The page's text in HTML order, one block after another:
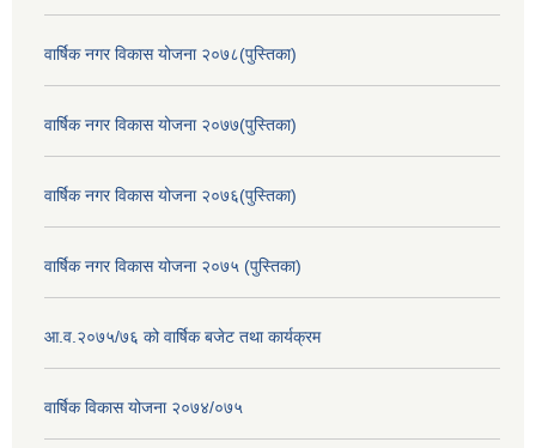
वार्षिक नगर विकास योजना २०७८(पुस्तिका)
वार्षिक नगर विकास योजना २०७७(पुस्तिका)
वार्षिक नगर विकास योजना २०७६(पुस्तिका)
वार्षिक नगर विकास योजना २०७५ (पुस्तिका)
आ.व.२०७५/७६ को वार्षिक बजेट तथा कार्यक्रम
वार्षिक विकास योजना २०७४/०७५